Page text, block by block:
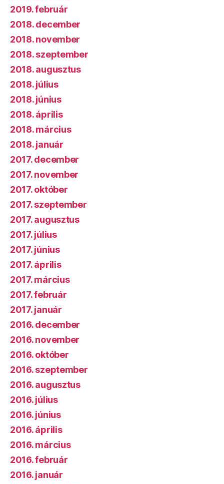
2019. február
2018. december
2018. november
2018. szeptember
2018. augusztus
2018. július
2018. június
2018. április
2018. március
2018. január
2017. december
2017. november
2017. október
2017. szeptember
2017. augusztus
2017. július
2017. június
2017. április
2017. március
2017. február
2017. január
2016. december
2016. november
2016. október
2016. szeptember
2016. augusztus
2016. július
2016. június
2016. április
2016. március
2016. február
2016. január